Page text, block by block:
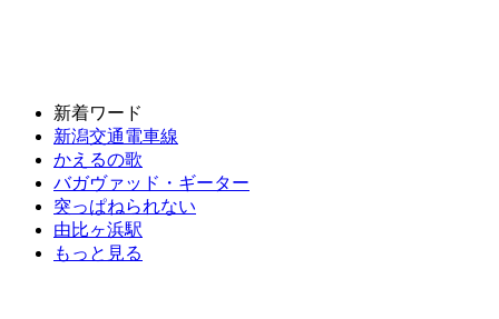
新着ワード
新潟交通電車線
かえるの歌
バガヴァッド・ギーター
突っぱねられない
由比ヶ浜駅
もっと見る